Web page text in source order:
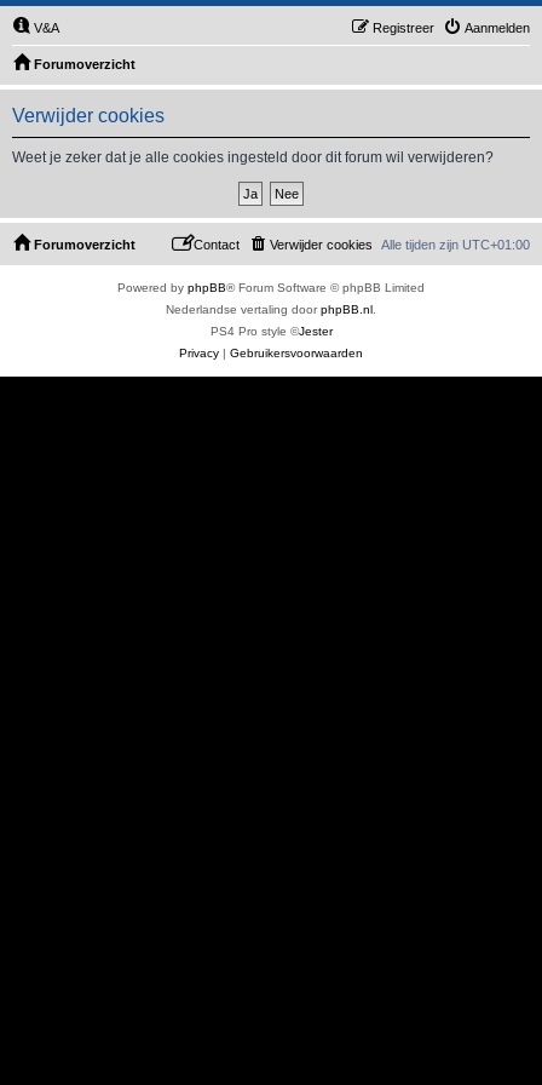
V&A Aanmelden
Registreer
Forumoverzicht
Verwijder cookies
Weet je zeker dat je alle cookies ingesteld door dit forum wil verwijderen?
Forumoverzicht Alle tijden zijn UTC+01:00
Verwijder cookies
Contact
Powered by phpBB® Forum Software © phpBB Limited
Nederlandse vertaling doorphpBB.nl
PS4 Pro style ©Jester
Privacy | Gebruikersvoorwaarden